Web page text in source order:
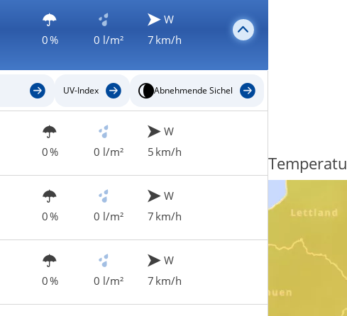
0 % 0 l/m²
W
7 km/h
UV-Index Abnehmende Sichel
0 % 0 l/m²
W
5 km/h
0 % 0 l/m²
W
7 km/h
0 % 0 l/m²
W
7 km/h
Regenradar